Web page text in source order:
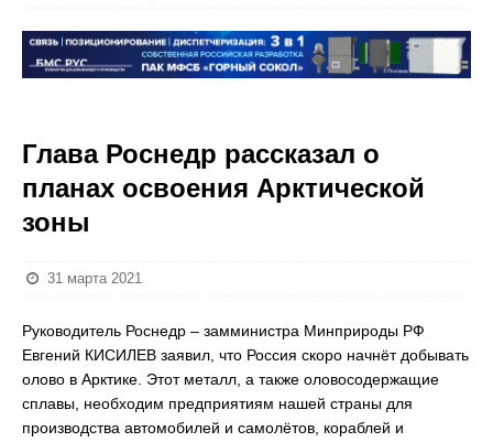
Глава Роснедр рассказал о
планах освоения Арктической
зоны
31 марта 2021
Руководитель Роснедр – замминистра Минприроды РФ
Евгений КИСИЛЕВ заявил, что Россия скоро начнёт добывать
олово в Арктике. Этот металл, а также оловосодержащие
сплавы, необходим предприятиям нашей страны для
производства автомобилей и самолётов, кораблей и